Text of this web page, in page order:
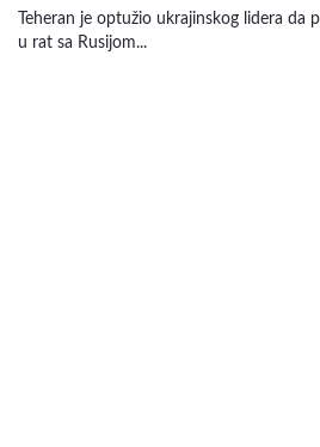
Teheran je optužio ukrajinskog lidera da
u rat sa Rusijom...